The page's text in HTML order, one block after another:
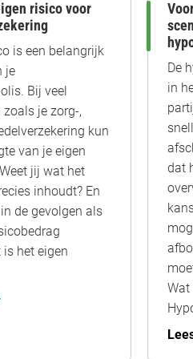
risico voor
is een belangrijk
je
Bij veel
zoals je zorg-,
kun
van je eigen
jij wat het
inhoudt? En
de gevolgen als
het eigen
De
in
dat
Wat